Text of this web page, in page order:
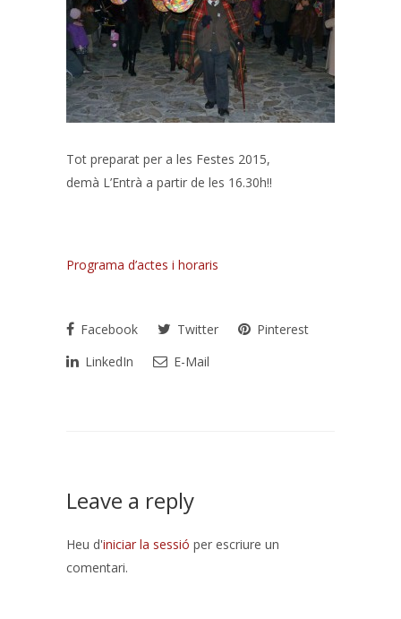
Tot preparat per a les Festes 2015,
demà L’Entrà a partir de les 16.30h!!
Programa d’actes i horaris
Facebook Twitter
Pinterest
LinkedIn
E-Mail
Leave a reply
Heu d'iniciar la sessió per escriure un
comentari.